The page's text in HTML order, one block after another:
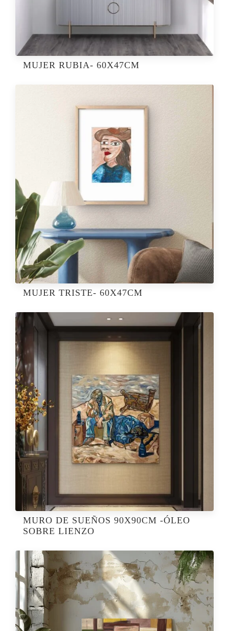
MUJER RUBIA- 60X47CM
MUJER TRISTE- 60X47CM
MURO DE SUEÑOS 90X90CM -ÓLEO
SOBRE LIENZO